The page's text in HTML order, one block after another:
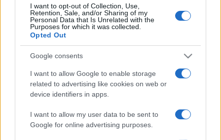
I want to opt-out of Collection, Use,
Retention, Sale, and/or Sharing of my
Personal Data that Is Unrelated with the
Purposes for which it was collected.
Opted Out
Google consents
I want to allow Google to enable storage
related to advertising like cookies on web or
device identifiers in apps.
I want to allow my user data to be sent to
Google for online advertising purposes.
HÍRDETÉS
HÍRDETÉS
LEGOLVASOTTABB